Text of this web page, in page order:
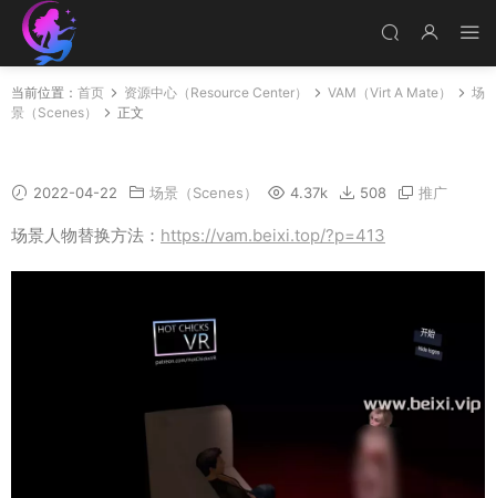
当前位置： 首页 资源中心（Resource Center） VAM（Virt A Mate）
场
景（Scenes）
正文
2022-04-22 场景（Scenes） 4.37k 508 推广
场景人物替换方法： https://vam.beixi.top/?p=413